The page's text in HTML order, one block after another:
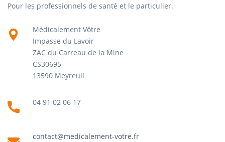
Pour les professionnels de santé et le particulier.
Médicalement Vôtre
Impasse du Lavoir
ZAC du Carreau de la Mine
CS30695
13590 Meyreuil
04 91 02 06 17
contact@medicalement-votre.fr